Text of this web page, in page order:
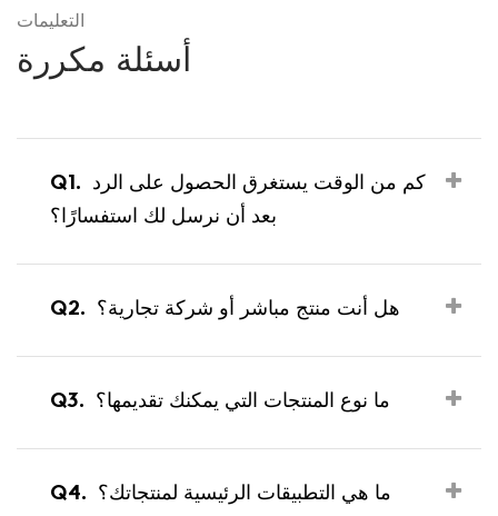
التعليمات
أسئلة مكررة
Q1.
كم من الوقت يستغرق الحصول على الرد
بعد أن نرسل لك استفسارًا؟
Q2. هل أنت منتج مباشر أو شركة تجارية؟
Q3. ما نوع المنتجات التي يمكنك تقديمها؟
Q4. ما هي التطبيقات الرئيسية لمنتجاتك؟